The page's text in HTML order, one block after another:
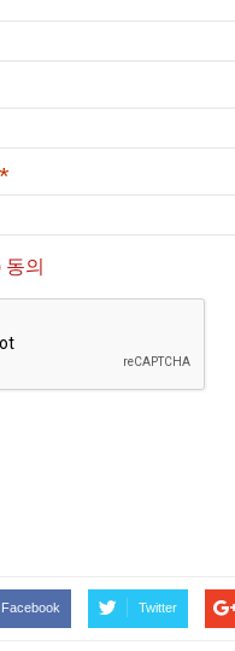
*
의
Facebook Twitter